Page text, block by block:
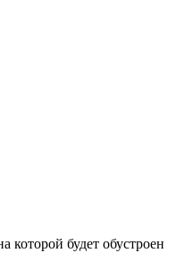
которой будет обустроен